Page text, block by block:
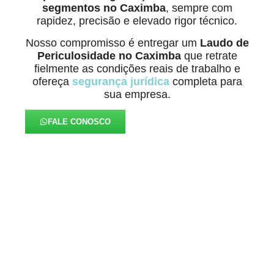
segmentos no Caximba, sempre com
rapidez, precisão e elevado rigor técnico.
Nosso compromisso é entregar um Laudo de
Periculosidade no Caximbaque retrate
fielmente as condições reais de trabalho e
ofereça segurança jurídicacompleta para
sua empresa.
FALE CONOSCO